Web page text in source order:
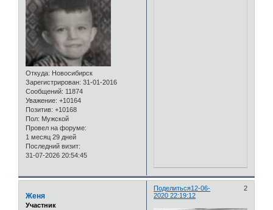
Откуда: Новосибирск
Зарегистрирован: 31-01-2016
Сообщений: 11874
Уважение: +10164
Позитив: +10168
Пол: Мужской
Провел на форуме:
1 месяц 29 дней
Последний визит:
31-07-2026 20:54:45
Поделиться 2
12-06-
2020 22:19:12
Женя
Участник